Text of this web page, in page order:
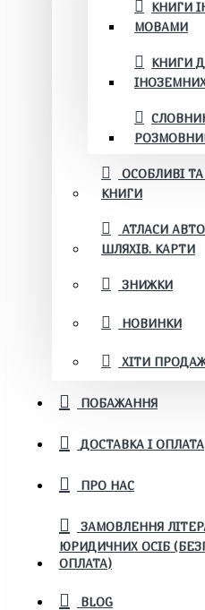
КНИГИ
МОВАМИ
КНИГИ
ОСОБЛИВІ
КНИГИ
АТЛАСИ
ШЛЯХІВ. КАРТИ
ЗНИЖКИ
НОВИНКИ
ХІТИ
ПОБАЖАННЯ
ДОСТАВКА І ОПЛАТА
ПРО НАС
ЗАМОВЛЕННЯ
ЮРИДИЧНИХ ОСІБ
ОПЛАТА)
BLOG